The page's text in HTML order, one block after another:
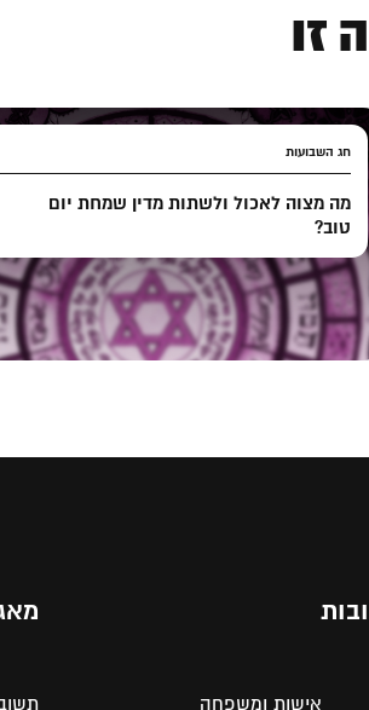
זו
חג השבועות
מה מצוה לאכול ולשתות מדין שמחת יום
טוב?
אישות ומשפחה